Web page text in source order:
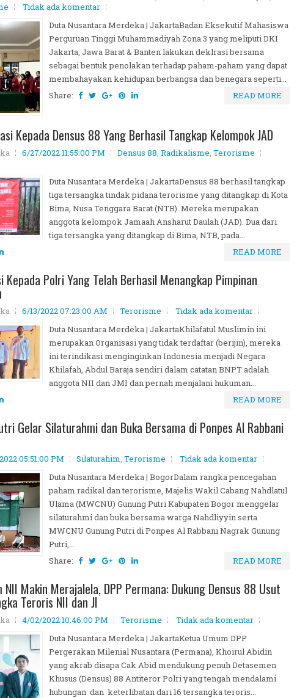
Tidak ada komentar
Duta Nusantara Merdeka | JakartaBadan Eksekutif Mahasiswa
Perguruan Tinggi Muhammadiyah Zona 3 yang meliputi DKI
Jakarta, Jawa Barat & Banten lakukan deklrasi bersama
sebagai bentuk penolakan terhadap paham-paham yang dapat
membahayakan kehidupan berbangsa dan benegara seperti...
Share:
READ MORE
Kepada Densus 88 Yang Berhasil Tangkap Kelompok JAD
6/27/2022 11:55:00 PM Densus 88 Radikalisme Terorisme
Duta Nusantara Merdeka | JakartaDensus 88 berhasil tangkap
tiga tersangka tindak pidana terorisme yang ditangkap di Kota
Bima, Nusa Tenggara Barat (NTB). Mereka merupakan
anggota kelompok Jamaah Ansharut Daulah (JAD). Dua dari
tiga tersangka yang ditangkap di Bima, NTB, pada...
READ MORE
Kepada Polri Yang Telah Berhasil Menangkap Pimpinan
6/13/2022 07:23:00 AM Terorisme
Tidak ada komentar
Duta Nusantara Merdeka | JakartaKhilafatul Muslimin ini
merupakan Organisasi yang tidak terdaftar (berijin), mereka
ini terindikasi menginginkan Indonesia menjadi Negara
Khilafah, Abdul Baraja sendiri dalam catatan BNPT adalah
anggota NII dan JMI dan pernah menjalani hukuman...
READ MORE
Gelar Silaturahmi dan Buka Bersama di Ponpes Al Rabbani
05:51:00 PM Silaturahim Terorisme
Tidak ada komentar
Duta Nusantara Merdeka | BogorDalam rangka pencegahan
paham radikal dan terorisme, Majelis Wakil Cabang Nahdlatul
Ulama (MWCNU) Gunung Putri Kabupaten Bogor menggelar
silaturahmi dan buka bersama warga Nahdliyyin serta
MWCNU Gunung Putri di Ponpes Al Rabbani Nagrak Gunung
Putri,...
Share:
READ MORE
NII Makin Merajalela, DPP Permana: Dukung Densus 88 Usut
Teroris NII dan JI
4/02/2022 10:46:00 PM Terorisme
Tidak ada komentar
Duta Nusantara Merdeka | JakartaKetua Umum DPP
Pergerakan Milenial Nusantara (Permana), Khoirul Abidin
yang akrab disapa Cak Abid mendukung penuh Detasemen
Khusus (Densus) 88 Antiteror Polri yang tengah mendalami
hubungan dan keterlibatan dari 16 tersangka teroris...